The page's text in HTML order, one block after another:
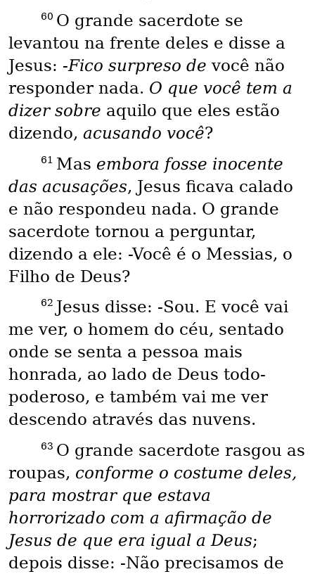
60 O grande sacerdote se
levantou na frente deles e disse a
Jesus: -Fico surpreso de você não
responder nada. O que você tem a
dizer sobre aquilo que eles estão
dizendo, acusando você?
61 Mas embora fosse inocente
das acusações, Jesus ficava calado
e não respondeu nada. O grande
sacerdote tornou a perguntar,
dizendo a ele: -Você é o Messias, o
Filho de Deus?
62 Jesus disse: -Sou. E você vai
me ver, o homem do céu, sentado
onde se senta a pessoa mais
honrada, ao lado de Deus todo-
poderoso, e também vai me ver
descendo através das nuvens.
63 O grande sacerdote rasgou as
roupas, conforme o costume deles,
para mostrar que estava
horrorizado com a afirmação de
Jesus de que era igual a Deus;
depois disse: -Não precisamos de